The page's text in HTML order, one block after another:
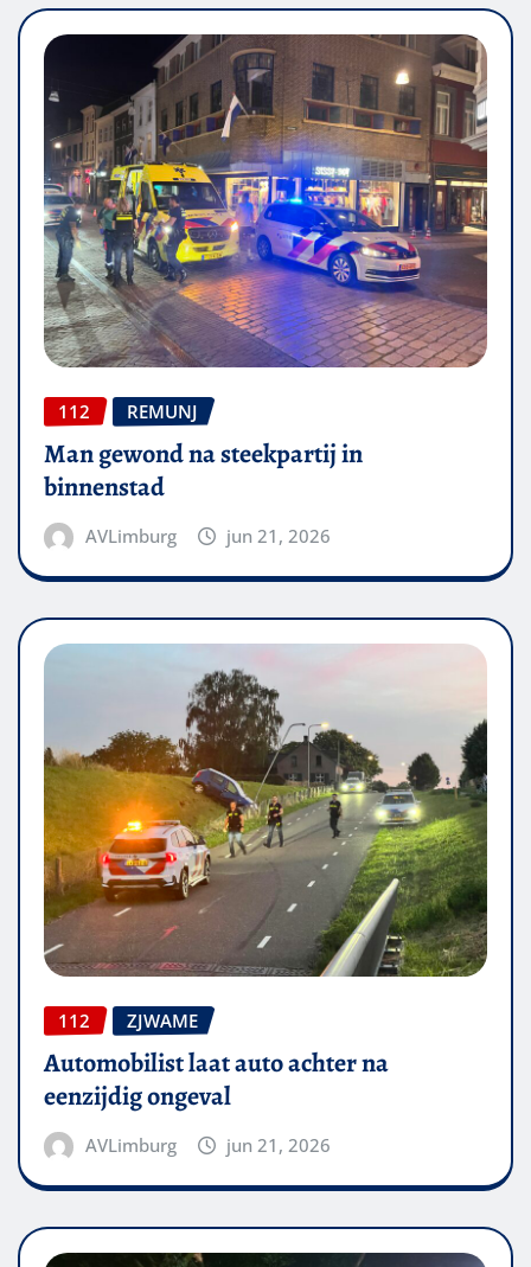
112 REMUNJ
Man gewond na steekpartij in
binnenstad
AVLimburg jun 21, 2026
112 ZJWAME
Automobilist laat auto achter na
eenzijdig ongeval
AVLimburg jun 21, 2026